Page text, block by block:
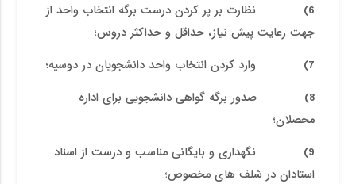
6) نظارت بر پر کردن درست برگه انتخاب واحد از
جهت رعایت پیش نیاز، حداقل و حداکثر دروس؛
7) وارد کردن انتخاب واحد دانشجویان در دوسیه؛
8) صدور برگه گواهی دانشجویی برای اداره
محصلان؛
9) نگهداری و بایگانی مناسب و درست از اسناد
استادان در شلف های مخصوص؛